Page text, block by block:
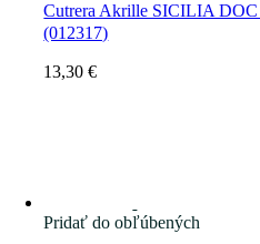
Cutrera Akrille SICILIA
(012317)
13,30€
Pridať do obľúbených